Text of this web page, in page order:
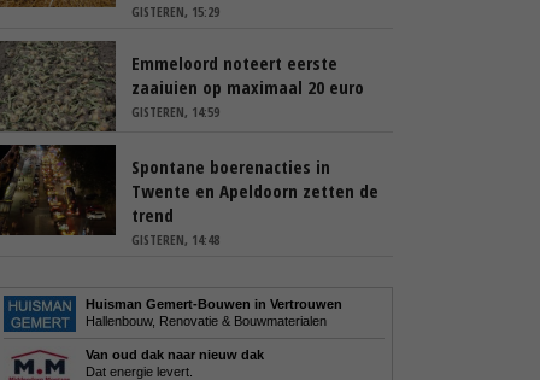
GISTEREN, 15:29
Emmeloord noteert eerste
zaaiuien op maximaal 20 euro
GISTEREN, 14:59
Spontane boerenacties in
Twente en Apeldoorn zetten de
trend
GISTEREN, 14:48
Huisman Gemert-Bouwen in Vertrouwen
Hallenbouw, Renovatie & Bouwmaterialen
Van oud dak naar nieuw dak
Dat energie levert.